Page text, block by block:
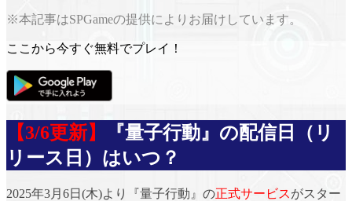
※本記事はSPGameの提供によりお届けしています。
ここから今すぐ無料でプレイ！
【3/6更新】
『量子行動』の配信日（リ
リース日）はいつ？
2025年3月6日(木)より『量子行動』の正式サービスがスター